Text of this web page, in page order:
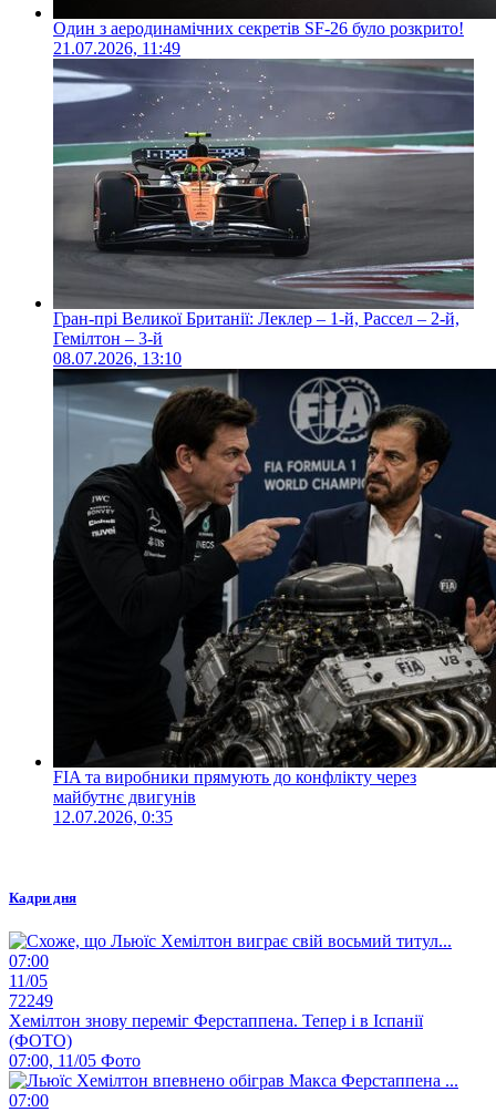
Один з аеродинамічних секретів SF-26 було розкрито!
21.07.2026, 11:49
Гран-прі Великої Британії: Леклер – 1-й, Рассел – 2-й,
Гемілтон – 3-й
08.07.2026, 13:10
FIA та виробники прямують до конфлікту через
майбутнє двигунів
12.07.2026, 0:35
Кадри дня
07:00
11/05
72249
Хемілтон знову переміг Ферстаппена. Тепер і в Іспанії
(ФОТО)
07:00, 11/05 Фото
07:00